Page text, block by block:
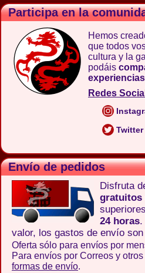
Participa en la
Hemos
que todos
cultura y la
podáis
experiencias
Redes
Twitter
Envío de pedidos
Disfruta
gratuitos
24 horas.
valor, los gastos de envío
Oferta sólo para envíos por
Para envíos por Correos y
formas de envío.